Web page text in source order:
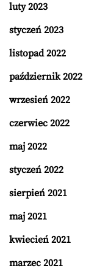
luty 2023
styczeń 2023
listopad 2022
październik 2022
wrzesień 2022
czerwiec 2022
maj 2022
styczeń 2022
sierpień 2021
maj 2021
kwiecień 2021
marzec 2021